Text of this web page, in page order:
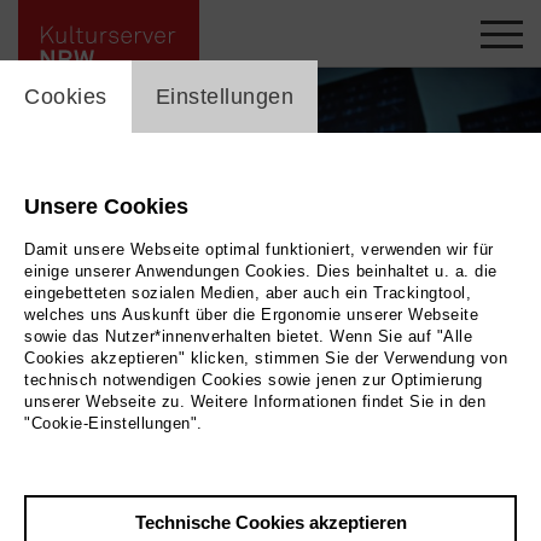
Heute Nacht um 03.34 Uhr von Uta Bierbaum in der Inszenierung des ATZE
cookie_layer
Cookies Einstellungen
Unsere Cookies
Damit unsere Webseite optimal funktioniert, verwenden wir für
einige unserer Anwendungen Cookies. Dies beinhaltet u. a. die
eingebetteten sozialen Medien, aber auch ein Trackingtool,
welches uns Auskunft über die Ergonomie unserer Webseite
sowie das Nutzer*innenverhalten bietet. Wenn Sie auf "Alle
Cookies akzeptieren" klicken, stimmen Sie der Verwendung von
technisch notwendigen Cookies sowie jenen zur Optimierung
unserer Webseite zu. Weitere Informationen findet Sie in den
"Cookie-Einstellungen".
Technische Cookies akzeptieren